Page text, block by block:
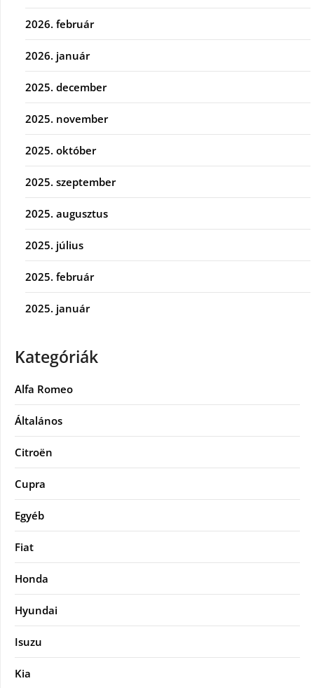
2026. február
2026. január
2025. december
2025. november
2025. október
2025. szeptember
2025. augusztus
2025. július
2025. február
2025. január
Kategóriák
Alfa Romeo
Általános
Citroën
Cupra
Egyéb
Fiat
Honda
Hyundai
Isuzu
Kia